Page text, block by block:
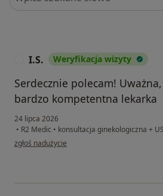
I.S. Weryfikacja wizyty
Serdecznie polecam!
bardzo kompetentna lekarka
24 lipca 2026
• R2 Medic • konsultacja ginekologiczna +
w opinii użytkownika I.S.
zgłoś nadużycie